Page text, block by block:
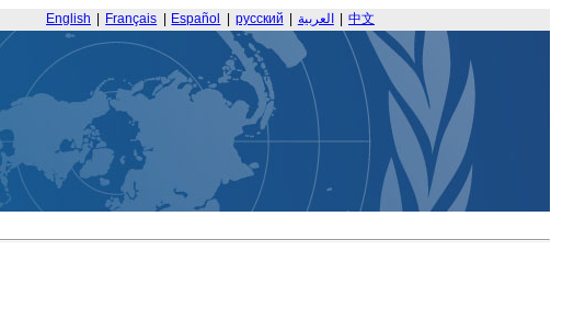
English Français Español русский العربية 中文